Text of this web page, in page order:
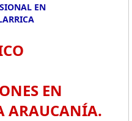
EN
EN
ARAUCANÍA.